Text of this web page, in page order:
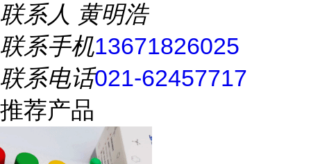
联系人 黄明浩
联系手机13671826025
联系电话021-62457717
推荐产品